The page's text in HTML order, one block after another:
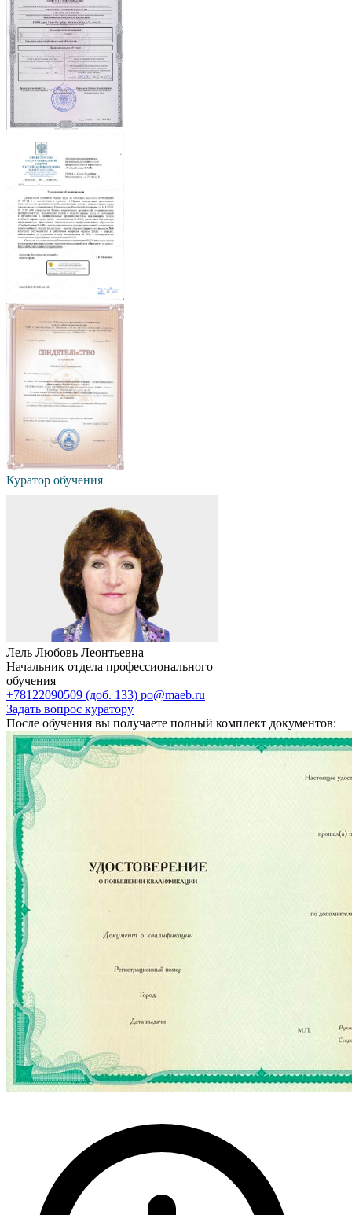
Куратор обучения
Лель Любовь Леонтьевна
Начальник отдела профессионального
обучения
+78122090509 (доб. 133) po@maeb.ru
Задать вопрос куратору
После обучения вы получаете полный комплект документов: